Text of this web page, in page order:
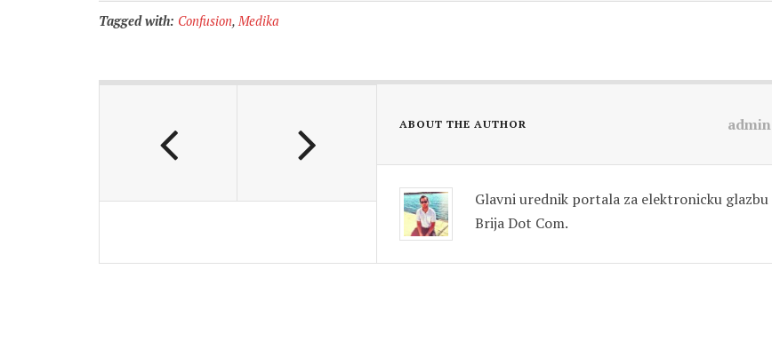
Tagged with: Confusion,Medika
ABOUT THE AUTHOR admin
Glavni urednik portala za elektronicku glazbu
Brija Dot Com.